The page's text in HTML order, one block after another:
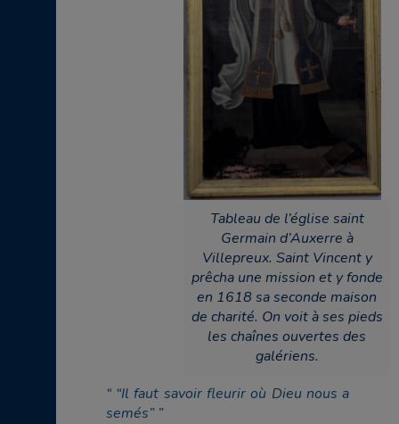
Tableau de l’église saint
Germain d’Auxerre à
Villepreux. Saint Vincent y
prêcha une mission et y fonde
en 1618 sa seconde maison
de charité. On voit à ses pieds
les chaînes ouvertes des
galériens.
“Il faut savoir fleurir où Dieu nous a
semés”